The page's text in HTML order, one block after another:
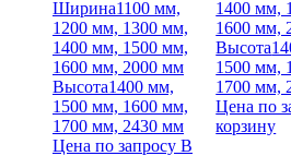
Ширина1100 мм,
1200 мм, 1300 мм,
1400 мм, 1500 мм,
1600 мм, 2000 мм
Высота1400 мм,
1500 мм, 1600 мм,
1700 мм, 2430 мм
Цена по запросу В
1400 мм,
1600 мм,
Высота
1500 мм,
1700 мм,
Цена по
корзину